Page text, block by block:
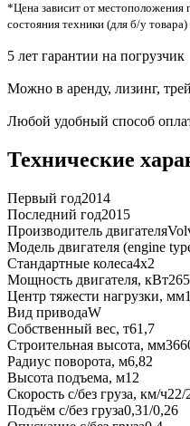
*Цена зависит от местоположения
состояния техники (для б/у
5 лет гарантии на погрузчик
Можно в аренду, лизинг,
Любой удобный способ
Технические
Первый год2014
Последний год2015
Производитель двигателя
Модель двигателя (engine
Стандартные колеса4x2
Мощность двигателя, кВт265
Центр тяжести нагрузки, мм
Вид приводаW
Собственный вес, т61,7
Строительная высота, мм
Радиус поворота, м6,82
Высота подъема, м12
Скорость с/без груза, км/ч22/
Подъём с/без груза0,31/0,26